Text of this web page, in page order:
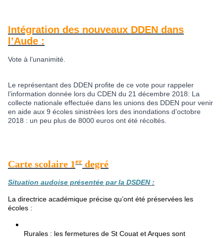
Intégration des nouveaux DDEN dans
l’Aude :
Vote à l’unanimité.
Le représentant des DDEN profite de ce vote pour rappeler
l’information donnée lors du CDEN du 21 décembre 2018: La
collecte nationale effectuée dans les unions des DDEN pour venir
en aide aux 9 écoles sinistrées lors des inondations d’octobre
2018 : un peu plus de 8000 euros ont été récoltés.
Carte scolaire 1er degré
Situation audoise présentée par la DSDEN :
La directrice académique précise qu’ont été préservées les
écoles :
Rurales : les fermetures de St Couat et Arques sont